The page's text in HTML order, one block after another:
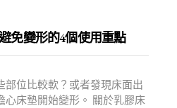
免變形的4個使用重點
部位比較軟？或者發現床面出
心床墊開始變形。 關於乳膠床